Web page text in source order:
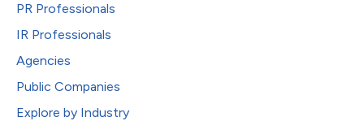
PR Professionals
IR Professionals
Agencies
Public Companies
Explore by Industry